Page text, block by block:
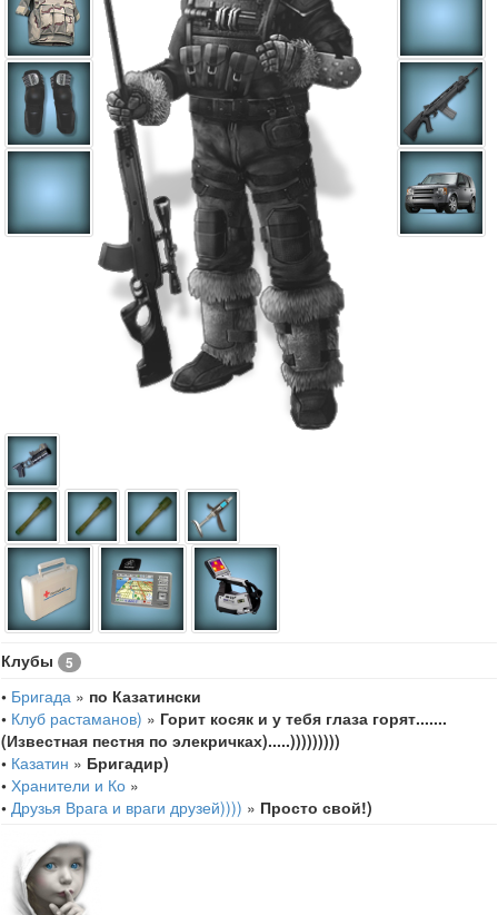
Клубы 5
• Бригада » по Казатински
• Клуб растаманов) » Горит косяк и у тебя глаза горят.......
(Известная пестня по элекричках).....)))))))))
• Казатин » Бригадир)
• Хранители и Ко »
• Друзья Врага и враги друзей)))) » Просто свой!)